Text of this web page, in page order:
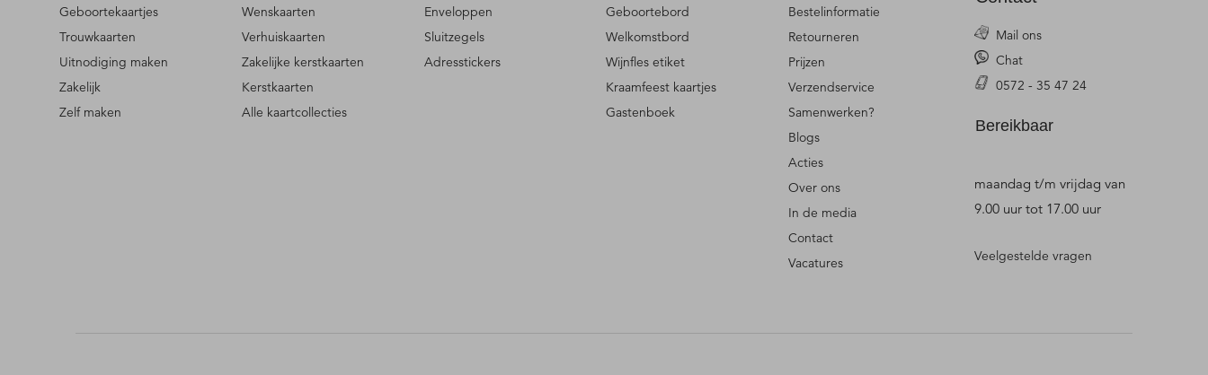
Geboortekaartjes
Trouwkaarten
Uitnodiging maken
Zakelijk
Zelf maken
Wenskaarten
Verhuiskaarten
Zakelijke kerstkaarten
Kerstkaarten
Alle kaartcollecties
Enveloppen
Sluitzegels
Adresstickers
Geboortebord
Welkomstbord
Wijnfles etiket
Kraamfeest kaartjes
Gastenboek
Bestelinformatie
Retourneren
Prijzen
Verzendservice
Samenwerken?
Blogs
Acties
Over ons
In de media
Contact
Vacatures
Mail ons
Chat
0572 - 35 47 24
Bereikbaar
maandag t/m vrijdag van
9.00 uur tot 17.00 uur
Veelgestelde vragen